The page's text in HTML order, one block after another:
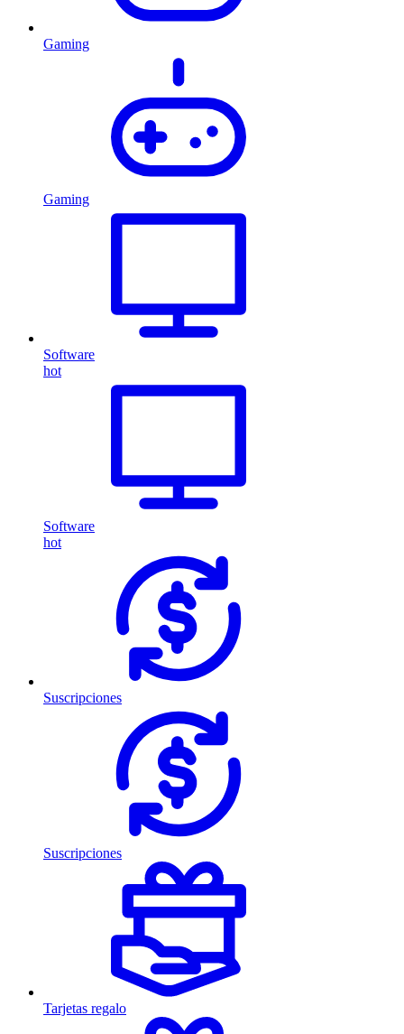
Gaming
Gaming
Software
hot
Software
hot
Suscripciones
Suscripciones
Tarjetas regalo